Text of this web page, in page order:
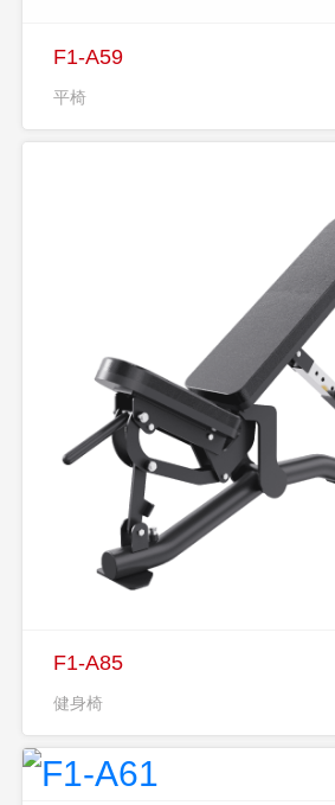
F1-A59
平椅
F1-A85
健身椅